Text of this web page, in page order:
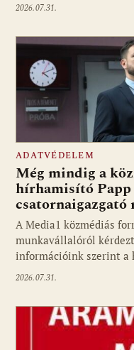
2026.07.31.
ADATVÉDELEM
Még mindig a
hírhamisító
csatornaigazgató
A Media1 közmédiás
munkavállalóról
információink szerint
2026.07.31.